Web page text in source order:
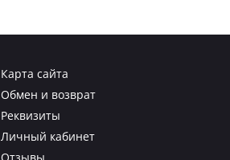
Карта сайта
Обмен и возврат
Реквизиты
Личный кабинет